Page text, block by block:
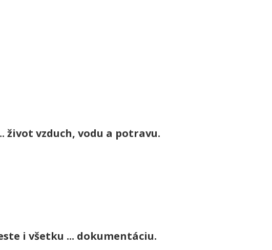
život vzduch, vodu a potravu.
i všetku ... dokumentáciu.